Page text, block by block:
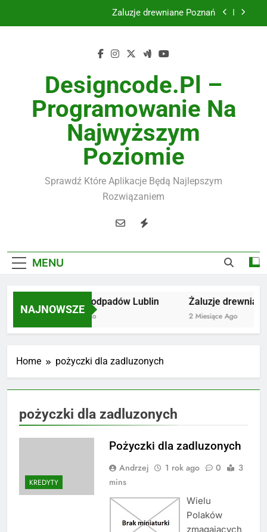
Żaluzje drewniane Poznań
Utylizacja odpadów Lublin
Żaluzje drewniane Poznań
Instalacje elektryczne Gdańsk
Designcode.pl –
Programowanie Na
Najwyższym
Poziomie
Sprawdź Które Aplikacje Będą Najlepszym
Rozwiązaniem
MENU
NAJNOWSZE
Utylizacja odpadów Lublin
2 Miesiące Ago
Żaluzje drewniane
2 Miesiące Ago
Home pożyczki dla zadluzonych
pożyczki dla zadluzonych
KREDYTY
Pożyczki dla zadluzonych
Andrzej 1 rok ago 0
3
mins
Wielu
Polaków
zmagających